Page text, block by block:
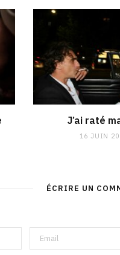
J’ai raté
16 JUIN
ÉCRIRE UN